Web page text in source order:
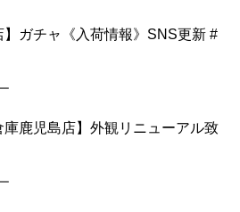
】ガチャ《入荷情報》SNS更新 #
庫鹿児島店】外観リニューアル致